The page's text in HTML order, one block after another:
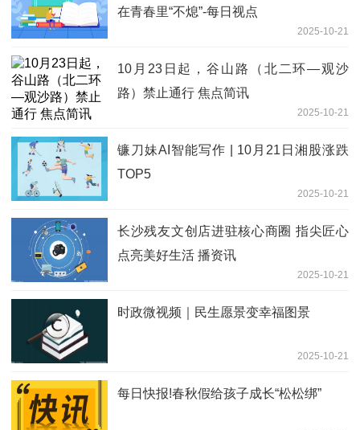
在青春里“不熄”-每日视点
2025-10-21
10月23日起，谷山路（北二环—观沙
路）禁止通行 焦点简讯
2025-10-21
镰刀妹AI智能写作 | 10月21日湘股涨跌
TOP5
2025-10-21
长沙残友文创店进驻核心商圈 指尖匠心
点亮美好生活 播资讯
2025-10-21
时政微视频｜民生愿景变幸福图景
2025-10-21
每日快报!春秋假给孩子成长“松松绑”